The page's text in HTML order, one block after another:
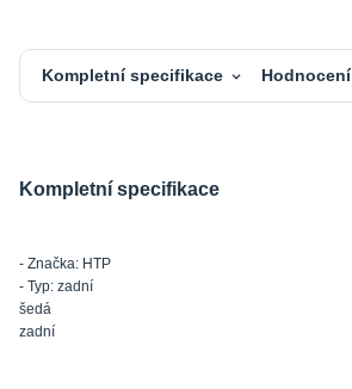
Kompletní specifikace Hodnocení
Kompletní specifikace
- Značka: HTP
- Typ: zadní
šedá
zadní